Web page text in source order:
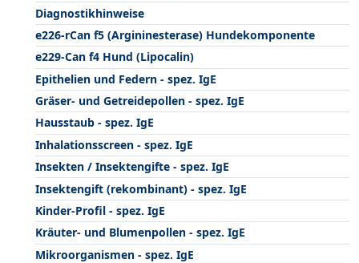
Diagnostikhinweise
e226-rCan f5 (Argininesterase) Hundekomponente
e229-Can f4 Hund (Lipocalin)
Epithelien und Federn - spez. IgE
Gräser- und Getreidepollen - spez. IgE
Hausstaub - spez. IgE
Inhalationsscreen - spez. IgE
Insekten / Insektengifte - spez. IgE
Insektengift (rekombinant) - spez. IgE
Kinder-Profil - spez. IgE
Kräuter- und Blumenpollen - spez. IgE
Mikroorganismen - spez. IgE